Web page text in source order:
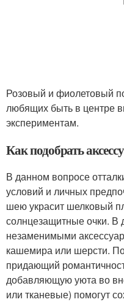
Розовый и фиолетовый
любящих быть в центре
экспериментам.
Как подобрать
В данном вопросе
условий и личных
шею украсит шелковый
солнцезащитные очки.
незаменимыми
кашемира или шерсти.
придающий
добавляющую уюта во
или тканевые) помогут